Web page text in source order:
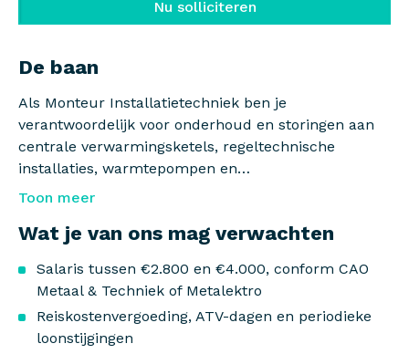
Nu solliciteren
De baan
Als Monteur Installatietechniek ben je
verantwoordelijk voor onderhoud en storingen aan
centrale verwarmingsketels, regeltechnische
installaties, warmtepompen en
luchtbehandelingsinstallaties. Je bent regelmatig
verantwoordelijkheid die je zo fijn vindt. Je verhelpt
adviseert klanten over hun installatie.
Toon meer
Wat je van ons mag verwachten
Salaris tussen €2.800 en €4.000, conform CAO
Metaal & Techniek of Metalektro
Reiskostenvergoeding, ATV-dagen en periodieke
loonstijgingen